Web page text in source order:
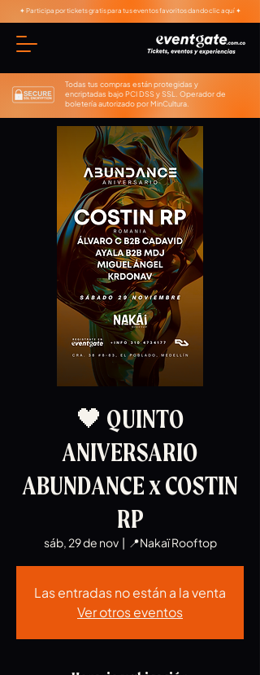
✦ Participa por tickets gratis para tus eventos favoritos dando clic aquí ✦
Todas tus compras están protegidas y
encriptadas bajo PCI DSS y SSL. Operador de
boletería autorizado por MinCultura.
🖤 QUINTO
ANIVERSARIO
ABUNDANCE x COSTIN
RP
sáb, 29 de nov
  |
📍Nakaï Rooftop
Las entradas no están a la venta
Ver otros eventos